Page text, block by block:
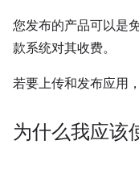
您发布的产品可以是
款系统对其收费。
若要上传和发布应用
为什么我应该